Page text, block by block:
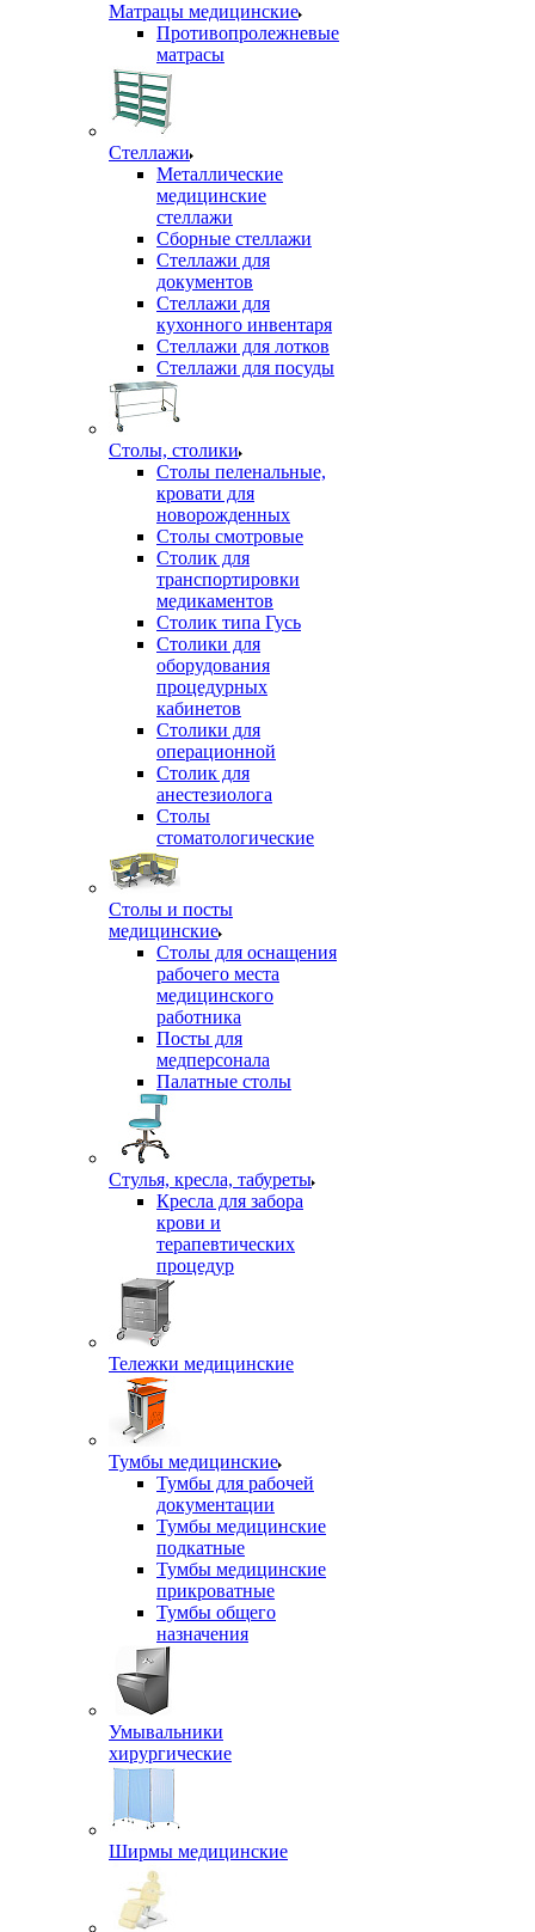
Матрацы медицинские
Противопролежневые
матрасы
Стеллажи
Металлические
медицинские
стеллажи
Сборные стеллажи
Стеллажи для
документов
Стеллажи для
кухонного инвентаря
Стеллажи для лотков
Стеллажи для посуды
Столы, столики
Столы пеленальные,
кровати для
новорожденных
Столы смотровые
Столик для
транспортировки
медикаментов
Столик типа Гусь
Столики для
оборудования
процедурных
кабинетов
Столики для
операционной
Столик для
анестезиолога
Столы
стоматологические
Столы и посты
медицинские
Столы для оснащения
рабочего места
медицинского
работника
Посты для
медперсонала
Палатные столы
Стулья, кресла, табуреты
Кресла для забора
крови и
терапевтических
процедур
Тележки медицинские
Тумбы медицинские
Тумбы для рабочей
документации
Тумбы медицинские
подкатные
Тумбы медицинские
прикроватные
Тумбы общего
назначения
Умывальники
хирургические
Ширмы медицинские